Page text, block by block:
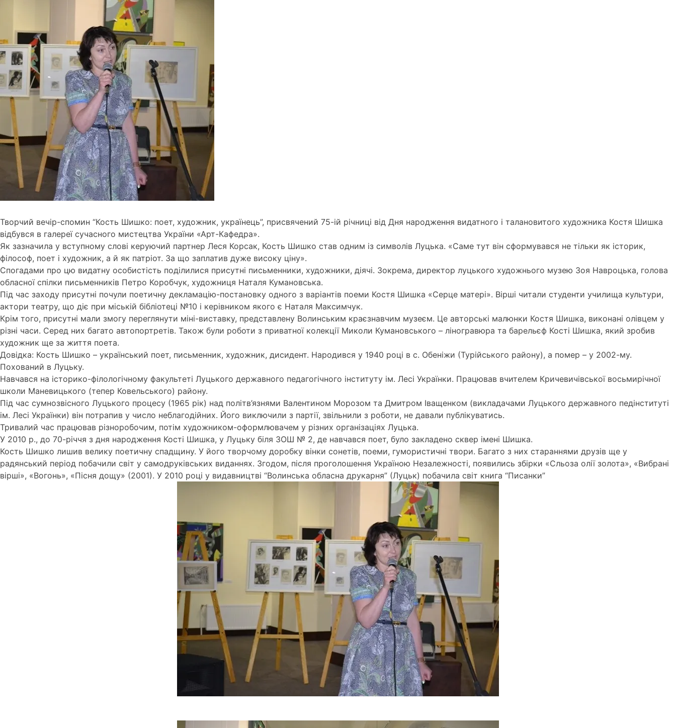
Творчий вечір-спомин “Кость Шишко: поет, художник, українець”, присвячений 75-ій річниці від Дня народження видатного і талановитого художника Костя Шишка
відбувся в галереї сучасного мистецтва України «Арт-Кафедра».
Як зазначила у вступному слові керуючий партнер Леся Корсак, Кость Шишко став одним із символів Луцька. «Саме тут він сформувався не тільки як історик,
філософ, поет і художник, а й як патріот. За що заплатив дуже високу ціну».
Спогадами про цю видатну особистість поділилися присутні письменники, художники, діячі. Зокрема, директор луцького художнього музею Зоя Навроцька, голова
обласної спілки письменників Петро Коробчук, художниця Наталя Кумановська.
Під час заходу присутні почули поетичну декламацію-постановку одного з варіантів поеми Костя Шишка «Серце матері». Вірші читали студенти училища культури,
актори театру, що діє при міській бібліотеці №10 і керівником якого є Наталя Максимчук.
Крім того, присутні мали змогу переглянути міні-виставку, представлену Волинським краєзнавчим музеєм. Це авторські малюнки Костя Шишка, виконані олівцем у
різні часи. Серед них багато автопортретів. Також були роботи з приватної колекції Миколи Кумановського – ліногравюра та барельєф Кості Шишка, який зробив
художник ще за життя поета.
Довідка: Кость Шишко – український поет, письменник, художник, дисидент. Народився у 1940 році в с. Обеніжи (Турійського району), а помер – у 2002-му.
Похований в Луцьку.
Навчався на історико-філологічному факультеті Луцького державного педагогічного інституту ім. Лесі Українки. Працював вчителем Кричевичівської восьмирічної
школи Маневицького (тепер Ковельського) району.
Під час сумнозвісного Луцького процесу (1965 рік) над політв’язнями Валентином Морозом та Дмитром Іващенком (викладачами Луцького державного педінституті
ім. Лесі Українки) він потрапив у число неблагодійних. Його виключили з партії, звільнили з роботи, не давали публікуватись.
Тривалий час працював різноробочим, потім художником-оформлювачем у різних організаціях Луцька.
У 2010 р., до 70-річчя з дня народження Кості Шишка, у Луцьку біля ЗОШ № 2, де навчався поет, було закладено сквер імені Шишка.
Кость Шишко лишив велику поетичну спадщину. У його творчому доробку вінки сонетів, поеми, гумористичні твори. Багато з них стараннями друзів ще у
радянський період побачили світ у самодруківських виданнях. Згодом, після проголошення Україною Незалежності, появились збірки «Сльоза олії золота», «Вибрані
вірші», «Вогонь», «Пісня дощу» (2001). У 2010 році у видавництві “Волинська обласна друкарня” (Луцьк) побачила світ книга “Писанки”